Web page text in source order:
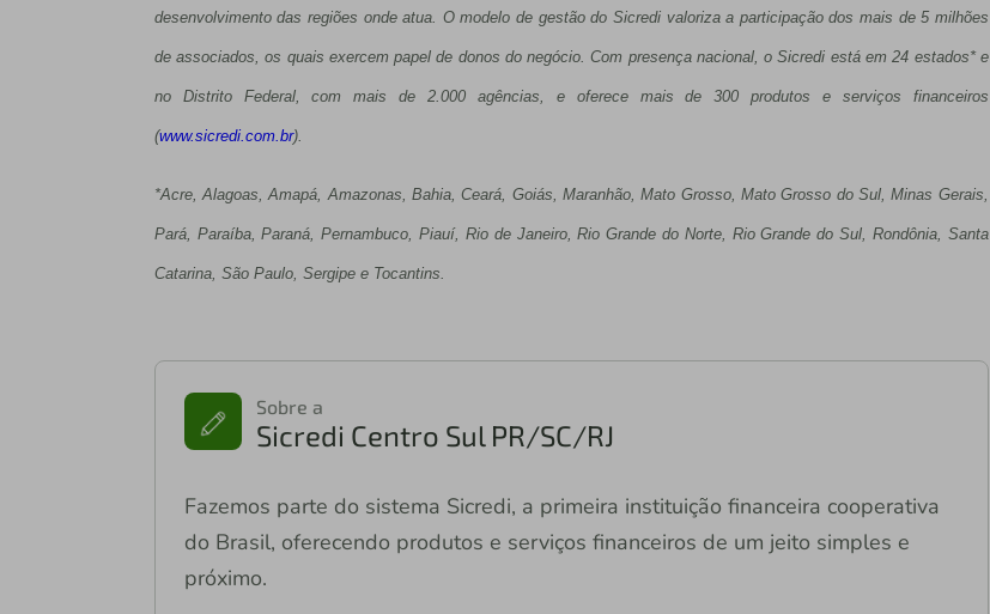
desenvolvimento das regiões onde atua. O modelo de gestão do Sicredi valoriza a participação dos mais de 5 milhões
de associados, os quais exercem papel de donos do negócio. Com presença nacional, o Sicredi está em 24 estados* e
no Distrito Federal, com mais de 2.000 agências, e oferece mais de 300 produtos e serviços financeiros
(www.sicredi.com.br).
*Acre, Alagoas, Amapá, Amazonas, Bahia, Ceará, Goiás, Maranhão, Mato Grosso, Mato Grosso do Sul, Minas Gerais,
Pará, Paraíba, Paraná, Pernambuco, Piauí, Rio de Janeiro, Rio Grande do Norte, Rio Grande do Sul, Rondônia, Santa
Catarina, São Paulo, Sergipe e Tocantins.
Sobre a
Sicredi Centro Sul PR/SC/RJ
Fazemos parte do sistema Sicredi, a primeira instituição financeira cooperativa
do Brasil, oferecendo produtos e serviços financeiros de um jeito simples e
próximo.